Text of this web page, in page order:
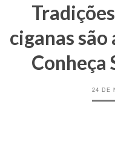
ciganas
Conheça
24 DE